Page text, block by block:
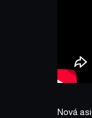
Nová